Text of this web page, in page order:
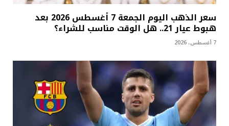
سعر الذهب اليوم الجمعة 7 أغسطس 2026 بعد
هبوط عيار 21.. هل الوقت مناسب للشراء؟
7 أغسطس، 2026